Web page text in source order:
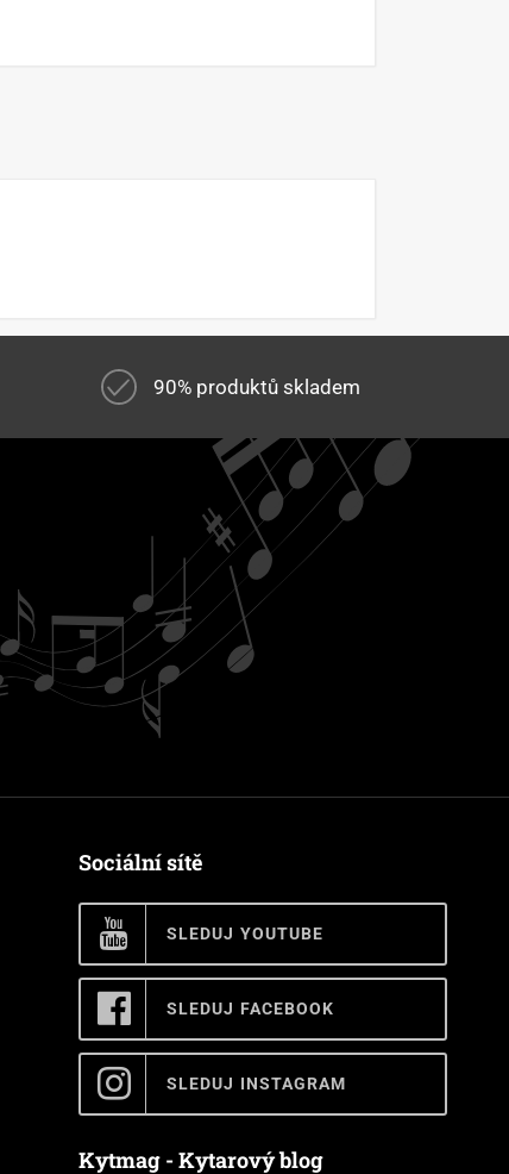
90% produktů skladem
Sociální sítě
SLEDUJ YOUTUBE
SLEDUJ FACEBOOK
SLEDUJ INSTAGRAM
Kytmag - Kytarový blog